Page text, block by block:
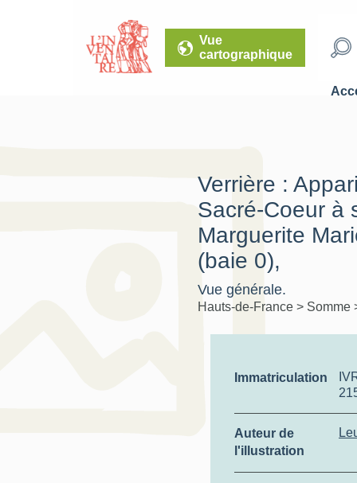
Vue
cartographique
Verrière :
Sacré-Coeur à
Marguerite
(baie 0),
Vue générale.
Hauts-de-France > Somme
Immatriculation
Auteur de
l'illustration